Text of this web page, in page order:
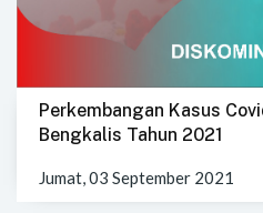
Perkembangan Kasus
Bengkalis Tahun 2021
Jumat, 03 September 2021